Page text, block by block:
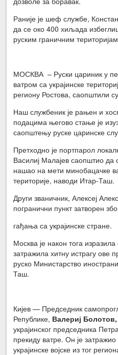
Раније је шеф службе,
да се око 400 хиљада
руским граничним
МОСКВА – Руски цариник у
ватром са украјинске
региону Ростова, саопштили
Наш службеник је рањен и
подацима његово стање је
саопштењу руске царинске
Претходно је портпарол
Василиј Малајев саопштио да
нашао на мети минобацачке
територије, наводи Итар-Таш.
Други званичник, Алексеј
погранични пункт затворен
гађања са украјинске стране.
Москва је након тога
затражила хитну истрагу ове
руско Министарство
Таш.
Кијев — Председник
Републике, Валериј Болотов,
украјинског председника
прекиду ватре. Он је
украјинске војске из тог